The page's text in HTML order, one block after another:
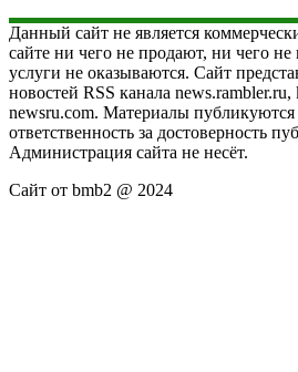
Данный сайт не является
сайте ни чего не продают, ни чего
услуги не оказываются. Сайт
новостей RSS канала news.rambler.ru,
newsru.com. Материалы публикуются
ответственность за достоверность
Администрация сайта не несёт.
Сайт от bmb2 @ 2024